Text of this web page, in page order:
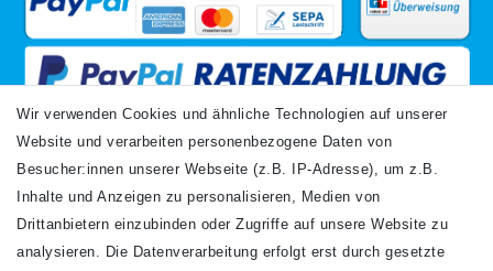
VERSANDARTEN
Wir verwenden Cookies und ähnliche Technologien auf unserer
Website und verarbeiten personenbezogene Daten von
Besucher:innen unserer Webseite (z.B. IP-Adresse), um z.B.
Inhalte und Anzeigen zu personalisieren, Medien von
Drittanbietern einzubinden oder Zugriffe auf unsere Website zu
analysieren. Die Datenverarbeitung erfolgt erst durch gesetzte